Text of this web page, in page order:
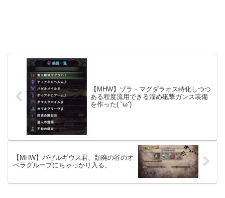
【MHW】ゾラ・マグダラオス特化しつつ
ある程度流用できる溜め砲撃ガンス装備
を作った( ˘ω˘)
【MHW】バゼルギウス君、頽廃の谷のオ
ペラグループにちゃっかり入る。